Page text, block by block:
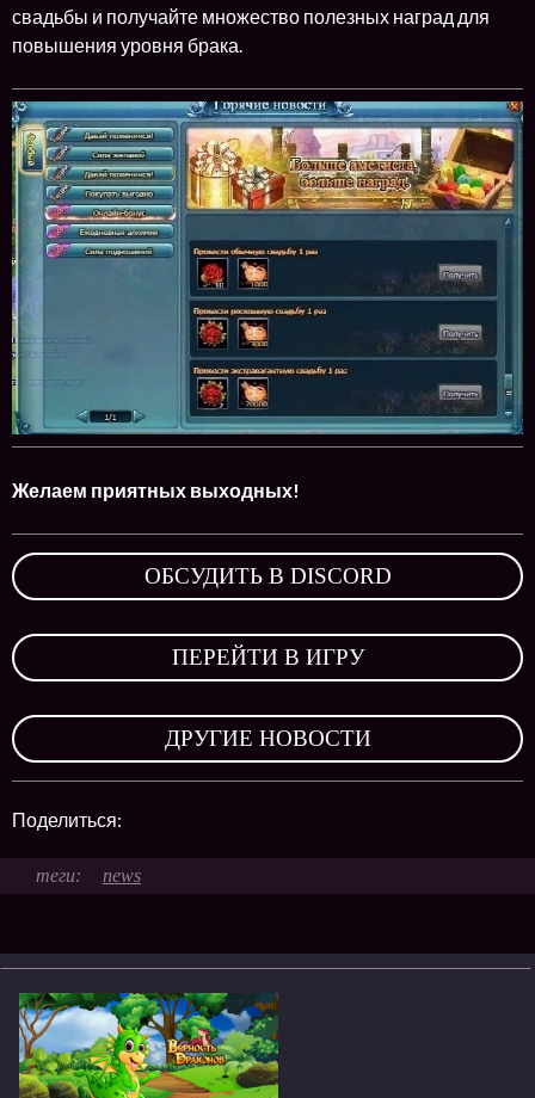
свадьбы и получайте множество полезных наград для
повышения уровня брака.
Желаем приятных выходных!
ОБСУДИТЬ В DISCORD
ПЕРЕЙТИ В ИГРУ
ДРУГИЕ НОВОСТИ
Поделиться:
news